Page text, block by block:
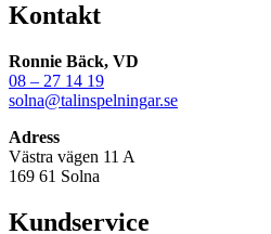
Kontakt
Ronnie Bäck, VD
08 – 27 14 19
solna@talinspelningar.se
Adress
Västra vägen 11 A
169 61 Solna
Kundservice